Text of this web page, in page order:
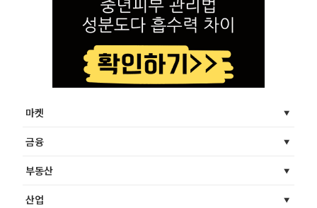
마켓
금융
부동산
산업